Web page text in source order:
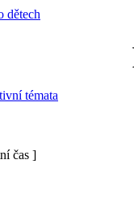
témata
čas ]